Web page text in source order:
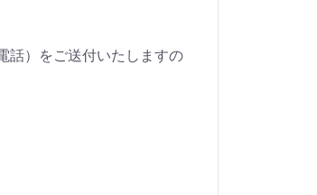
話）をご送付いたしますの